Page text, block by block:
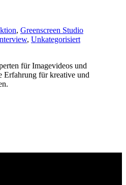
, Greenscreen Studio
, Unkategorisiert
für Imagevideos und
Erfahrung für kreative und